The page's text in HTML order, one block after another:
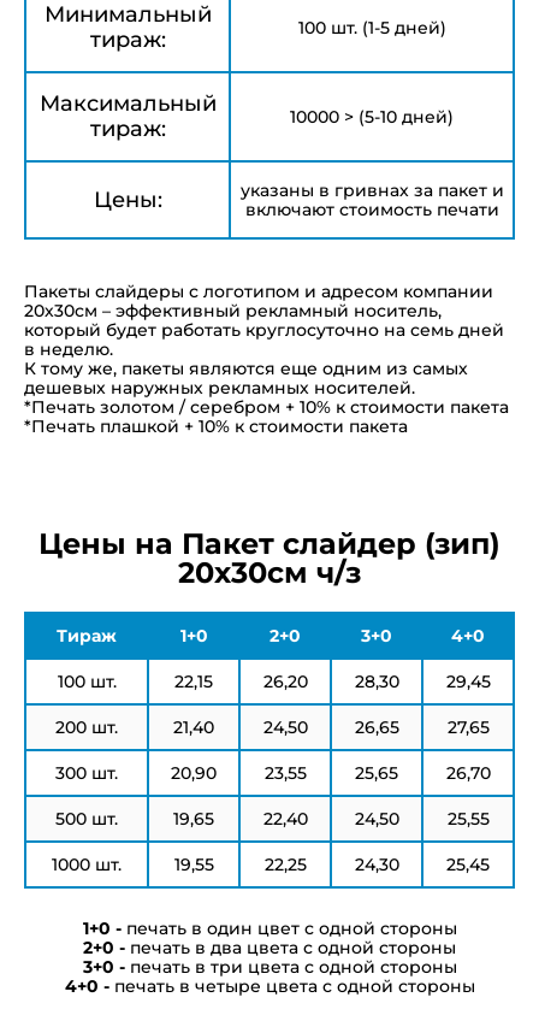
Минимальный
тираж:
100 шт. (1-5 дней)
Максимальный
тираж:
10000 > (5-10 дней)
Цены:
указаны в гривнах за пакет и
включают стоимость печати
Пакеты слайдеры с логотипом и адресом компании
20х30см – эффективный рекламный носитель,
который будет работать круглосуточно на семь дней
в неделю.
К тому же, пакеты являются еще одним из самых
дешевых наружных рекламных носителей.
*Печать золотом / серебром + 10% к стоимости пакета
*Печать плашкой + 10% к стоимости пакета
Цены на Пакет слайдер (зип)
20х30см ч/з
Тираж 1+0 2+0 3+0 4+0
100 шт. 22,15 26,20 28,30 29,45
200 шт. 21,40 24,50 26,65 27,65
300 шт. 20,90 23,55 25,65 26,70
500 шт. 19,65 22,40 24,50 25,55
1000 шт. 19,55 22,25 24,30 25,45
печать в один цвет с одной стороны
печать в два цвета с одной стороны
печать в три цвета с одной стороны
печать в четыре цвета с одной стороны